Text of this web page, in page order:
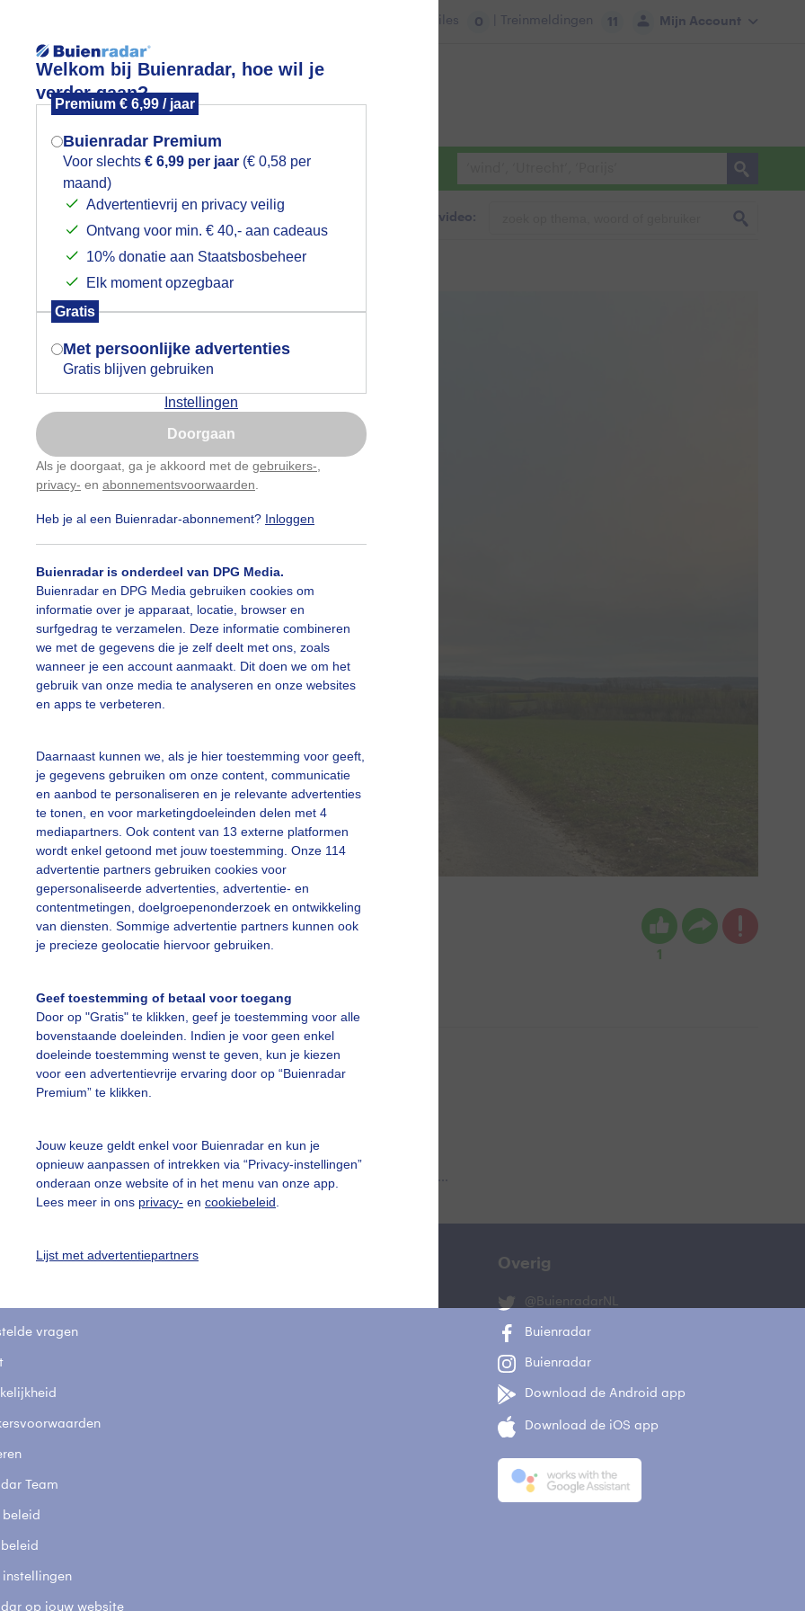
Welkom bij Buienradar, hoe wil je
verder gaan?
Premium € 6,99 / jaar
Buienradar Premium
Voor slechts € 6,99 per jaar (€ 0,58 per
maand)
Advertentievrij en privacy veilig
Ontvang voor min. € 40,- aan cadeaus
10% donatie aan Staatsbosbeheer
Elk moment opzegbaar
Gratis
Met persoonlijke advertenties
Gratis blijven gebruiken
Instellingen
Doorgaan
Als je doorgaat, ga je akkoord met de gebruikers-
privacy- en abonnementsvoorwaarden
Heb je al een Buienradar-abonnement? Inloggen
Buienradar is onderdeel van DPG Media.
Buienradar en DPG Media gebruiken cookies om
informatie over je apparaat, locatie, browser en
surfgedrag te verzamelen. Deze informatie combineren
we met de gegevens die je zelf deelt met ons, zoals
wanneer je een account aanmaakt. Dit doen we om het
gebruik van onze media te analyseren en onze websites
en apps te verbeteren.
Daarnaast kunnen we, als je hier toestemming voor geeft,
je gegevens gebruiken om onze content, communicatie
en aanbod te personaliseren en je relevante advertenties
te tonen, en voor marketingdoeleinden delen met 4
mediapartners. Ook content van 13 externe platformen
wordt enkel getoond met jouw toestemming. Onze 114
advertentie partners gebruiken cookies voor
gepersonaliseerde advertenties, advertentie- en
contentmetingen, doelgroepenonderzoek en ontwikkeling
van diensten. Sommige advertentie partners kunnen ook
je precieze geolocatie hiervoor gebruiken.
Geef toestemming of betaal voor toegang
Door op "Gratis" te klikken, geef je toestemming voor alle
bovenstaande doeleinden. Indien je voor geen enkel
doeleinde toestemming wenst te geven, kun je kiezen
voor een advertentievrije ervaring door op “Buienradar
Premium” te klikken.
Jouw keuze geldt enkel voor Buienradar en kun je
opnieuw aanpassen of intrekken via “Privacy-instellingen”
onderaan onze website of in het menu van onze app.
Lees meer in ons privacy- en cookiebeleid
Lijst met advertentiepartners
Mijn Account
Files 0 | Treinmeldingen 11
Foto en video Weerzine
Zoeken in foto & video:
Diana Huntjens Gemaakt: 14-12-2025, 174x bekeken
1
slideshow
vragen
Team
beleid
instellingen
op jouw website
Overig
@BuienradarNL
Buienradar
Buienradar
Download de Android app
Download de iOS app
Mogen we je locatie gebruiken voor
het weer?
Indien je hier nog geen akkoord op hebt
gegeven, verschijnt er zo een pop-up uit
je browser waarin deze toestemming
gevraagd wordt.
Is goed, toon de popup
Nu niet, misschien later
Gebruik je Safari en wil je niet elke dag deze pop-up
Klikhierom dit aan te passen